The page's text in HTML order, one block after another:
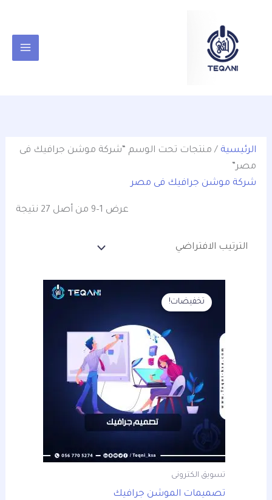
المحتوى
الرئيسية / منتجات تحت الوسم “شركة موشن جرافيك فى
مصر”
شركة موشن جرافيك فى مصر
عرض 1–9 من أصل 27 نتيجة
تخفيضات!
تسويق الكترونى
تصميمات الموشن جرافيك
الأصلي
هو:
الحالي